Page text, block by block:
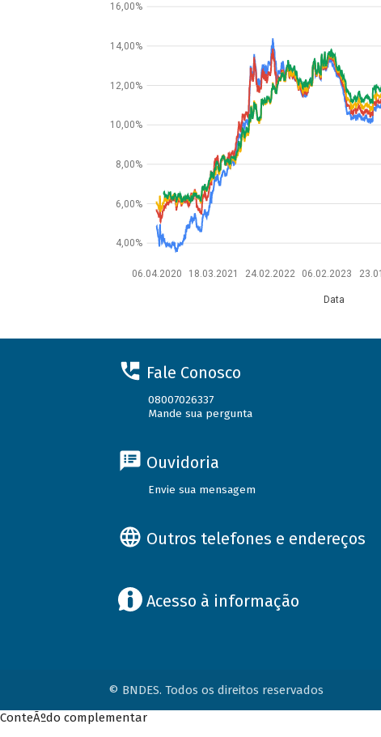
06.04.2020 18.03.2021 24.02.2022 06.02.2023
Data
4,00%
6,00%
8,00%
10,00%
12,00%
14,00%
16,00%
Fale Conosco
08007026337
Mande sua pergunta
Ouvidoria
Envie sua mensagem
Outros telefones e endereços
Acesso à informação
© BNDES. Todos os direitos reservados
ConteÃºdo complementar